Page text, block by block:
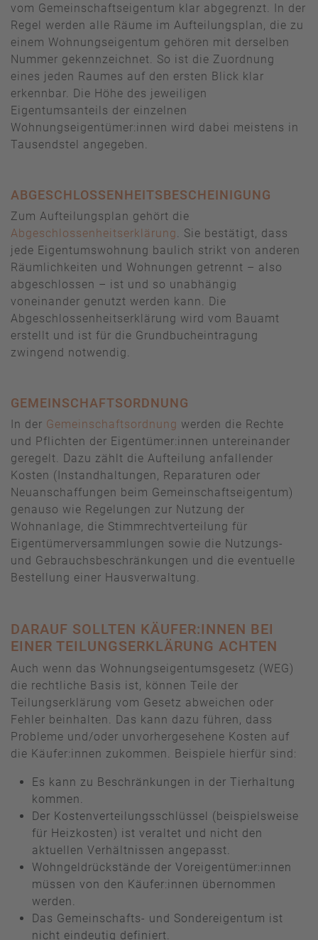
vom Gemeinschaftseigentum klar abgegrenzt. In der
Regel werden alle Räume im Aufteilungsplan, die zu
einem Wohnungseigentum gehören mit derselben
Nummer gekennzeichnet. So ist die Zuordnung
eines jeden Raumes auf den ersten Blick klar
erkennbar. Die Höhe des jeweiligen
Eigentumsanteils der einzelnen
Wohnungseigentümer:innen wird dabei meistens in
Tausendstel angegeben.
ABGESCHLOSSENHEITSBESCHEINIGUNG
Zum Aufteilungsplan gehört die
Abgeschlossenheitserklärung
. Sie bestätigt, dass
jede Eigentumswohnung baulich strikt von anderen
Räumlichkeiten und Wohnungen getrennt – also
abgeschlossen – ist und so unabhängig
voneinander genutzt werden kann. Die
Abgeschlossenheitserklärung wird vom Bauamt
erstellt und ist für die Grundbucheintragung
zwingend notwendig.
GEMEINSCHAFTSORDNUNG
In der Gemeinschaftsordnung werden die Rechte
und Pflichten der Eigentümer:innen untereinander
geregelt. Dazu zählt die Aufteilung anfallender
Kosten (Instandhaltungen, Reparaturen oder
Neuanschaffungen beim Gemeinschaftseigentum)
genauso wie Regelungen zur Nutzung der
Wohnanlage, die Stimmrechtverteilung für
Eigentümerversammlungen sowie die Nutzungs-
und Gebrauchsbeschränkungen und die eventuelle
Bestellung einer Hausverwaltung.
DARAUF SOLLTEN KÄUFER:INNEN BEI
EINER TEILUNGSERKLÄRUNG ACHTEN
Auch wenn das Wohnungseigentumsgesetz (WEG)
die rechtliche Basis ist, können Teile der
Teilungserklärung vom Gesetz abweichen oder
Fehler beinhalten. Das kann dazu führen, dass
Probleme und/oder unvorhergesehene Kosten auf
die Käufer:innen zukommen. Beispiele hierfür sind:
Es kann zu Beschränkungen in der Tierhaltung
kommen.
Der Kostenverteilungsschlüssel (beispielsweise
für Heizkosten) ist veraltet und nicht den
aktuellen Verhältnissen angepasst.
Wohngeldrückstände der Voreigentümer:innen
müssen von den Käufer:innen übernommen
werden.
Das Gemeinschafts- und Sondereigentum ist
nicht eindeutig definiert.